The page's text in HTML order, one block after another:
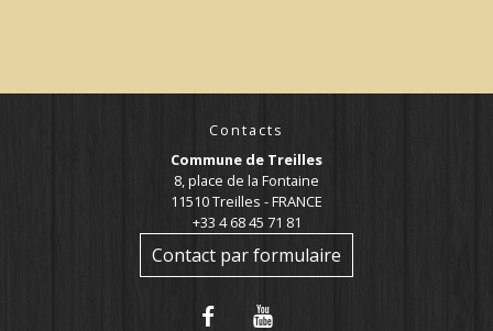
Contacts
Commune de Treilles
8, place de la Fontaine
11510 Treilles - FRANCE
+33 4 68 45 71 81
Contact par formulaire